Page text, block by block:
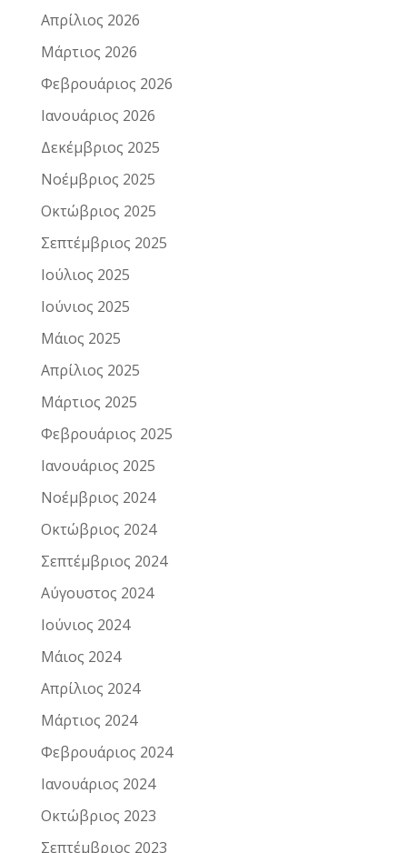
Απρίλιος 2026
Μάρτιος 2026
Φεβρουάριος 2026
Ιανουάριος 2026
Δεκέμβριος 2025
Νοέμβριος 2025
Οκτώβριος 2025
Σεπτέμβριος 2025
Ιούλιος 2025
Ιούνιος 2025
Μάιος 2025
Απρίλιος 2025
Μάρτιος 2025
Φεβρουάριος 2025
Ιανουάριος 2025
Νοέμβριος 2024
Οκτώβριος 2024
Σεπτέμβριος 2024
Αύγουστος 2024
Ιούνιος 2024
Μάιος 2024
Απρίλιος 2024
Μάρτιος 2024
Φεβρουάριος 2024
Ιανουάριος 2024
Οκτώβριος 2023
Σεπτέμβριος 2023